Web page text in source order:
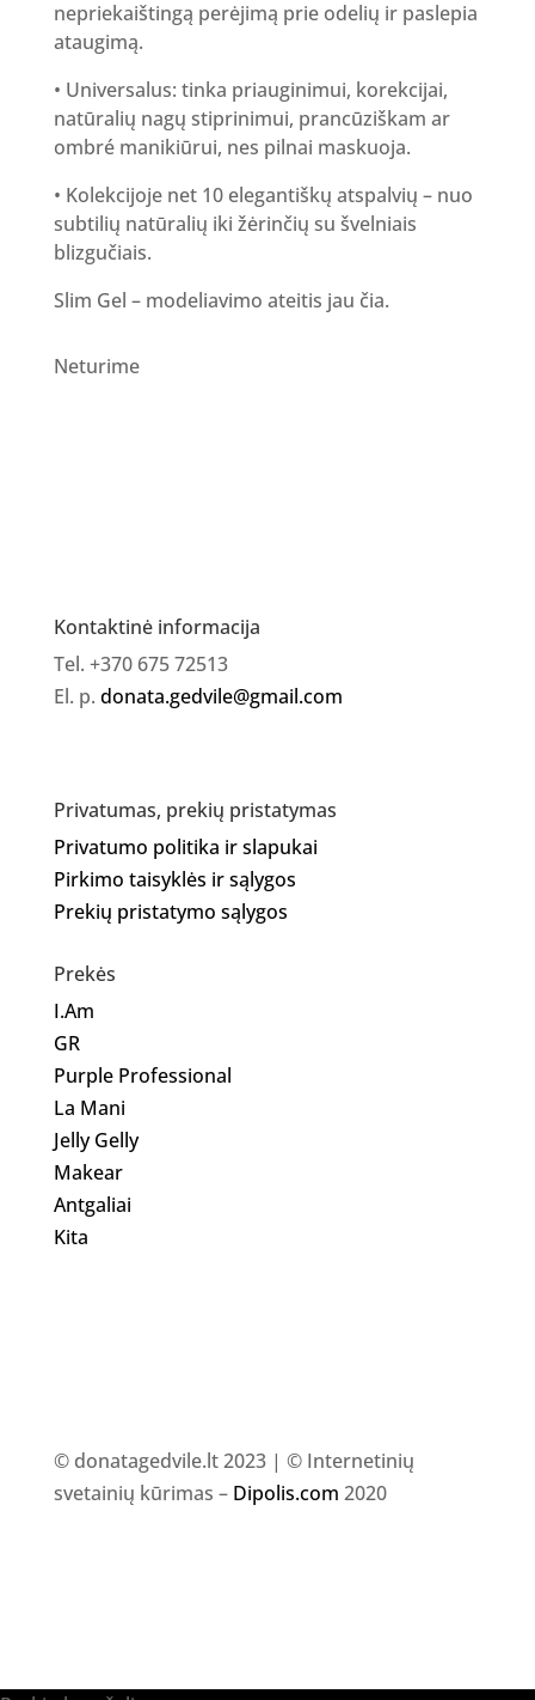
nepriekaištingą perėjimą prie odelių ir paslepia
ataugimą.
• Universalus: tinka priauginimui, korekcijai,
natūralių nagų stiprinimui, prancūziškam ar
ombré manikiūrui, nes pilnai maskuoja.
• Kolekcijoje net 10 elegantiškų atspalvių – nuo
subtilių natūralių iki žėrinčių su švelniais
blizgučiais.
Slim Gel – modeliavimo ateitis jau čia.
Neturime
Kontaktinė informacija
Tel. +370 675 72513
El. p. donata.gedvile@gmail.com
Privatumas, prekių pristatymas
Privatumo politika ir slapukai
Pirkimo taisyklės ir sąlygos
Prekių pristatymo sąlygos
Prekės
I.Am
GR
Purple Professional
La Mani
Jelly Gelly
Makear
Antgaliai
Kita
© donatagedvile.lt 2023 | © Internetinių
svetainių kūrimas – Dipolis.com 2020